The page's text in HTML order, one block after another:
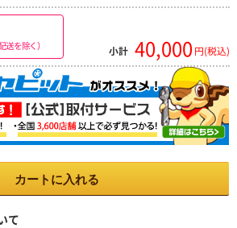
送を除く） 小計 40,000 円(税込)
カートに入れる
て